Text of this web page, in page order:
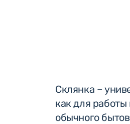
Склянка –
как для работы
обычного